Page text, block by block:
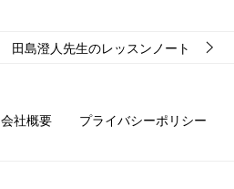
田島澄人先生のレッスンノート
会社概要 プライバシーポリシー